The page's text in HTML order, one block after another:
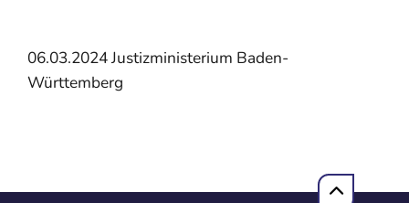
06.03.2024Justizministerium Baden-
Württemberg